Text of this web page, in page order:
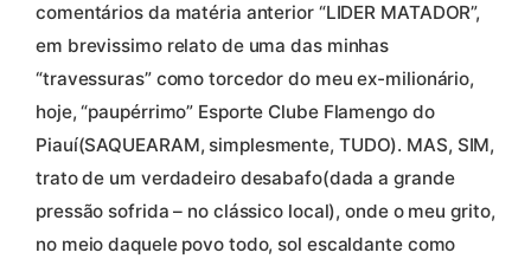
comentários da matéria anterior “LIDER MATADOR”,
em brevissimo relato de uma das minhas
“travessuras” como torcedor do meu ex-milionário,
hoje, “paupérrimo” Esporte Clube Flamengo do
Piauí(SAQUEARAM, simplesmente, TUDO). MAS, SIM,
trato de um verdadeiro desabafo(dada a grande
pressão sofrida – no clássico local), onde o meu grito,
no meio daquele povo todo, sol escaldante como